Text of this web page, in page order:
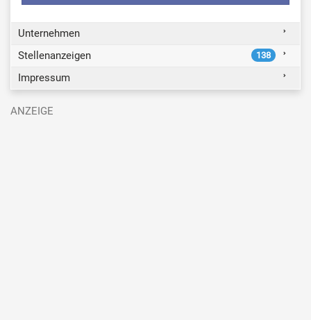
Unternehmen
Stellenanzeigen
138
Impressum